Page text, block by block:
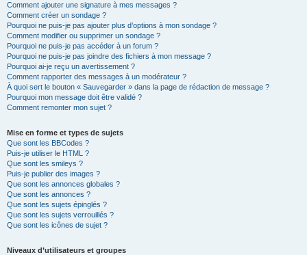
Comment ajouter une signature à mes messages ?
Comment créer un sondage ?
Pourquoi ne puis-je pas ajouter plus d’options à mon sondage ?
Comment modifier ou supprimer un sondage ?
Pourquoi ne puis-je pas accéder à un forum ?
Pourquoi ne puis-je pas joindre des fichiers à mon message ?
Pourquoi ai-je reçu un avertissement ?
Comment rapporter des messages à un modérateur ?
À quoi sert le bouton « Sauvegarder » dans la page de rédaction de message ?
Pourquoi mon message doit être validé ?
Comment remonter mon sujet ?
Mise en forme et types de sujets
Que sont les BBCodes ?
Puis-je utiliser le HTML ?
Que sont les smileys ?
Puis-je publier des images ?
Que sont les annonces globales ?
Que sont les annonces ?
Que sont les sujets épinglés ?
Que sont les sujets verrouillés ?
Que sont les icônes de sujet ?
Niveaux d’utilisateurs et groupes